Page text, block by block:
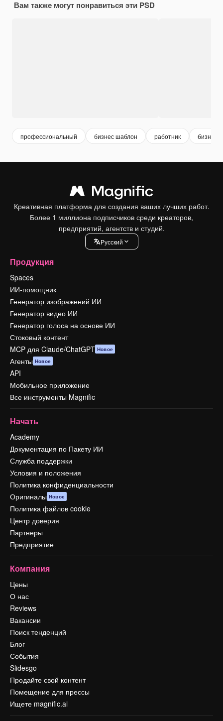
Вам также могут понравиться эти PSD
профессиональный бизнес шаблон работник бизнес
Креативная платформа для создания ваших лучших работ.
Более 1 миллиона подписчиков среди креаторов,
предприятий, агентств и студий.
Pусский
Продукция
Spaces
ИИ-помощник
Генератор изображений ИИ
Генератор видео ИИ
Генератор голоса на основе ИИ
Стоковый контент
MCP для Claude/ChatGPT Новое
Агенты Новое
API
Мобильное приложение
Все инструменты Magnific
Начать
Academy
Документация по Пакету ИИ
Служба поддержки
Условия и положения
Политика конфиденциальности
Оригиналы Новое
Политика файлов cookie
Центр доверия
Партнеры
Предприятие
Компания
Цены
О нас
Reviews
Вакансии
Поиск тенденций
Блог
События
Slidesgo
Продайте свой контент
Помещение для прессы
Ищете magnific.ai